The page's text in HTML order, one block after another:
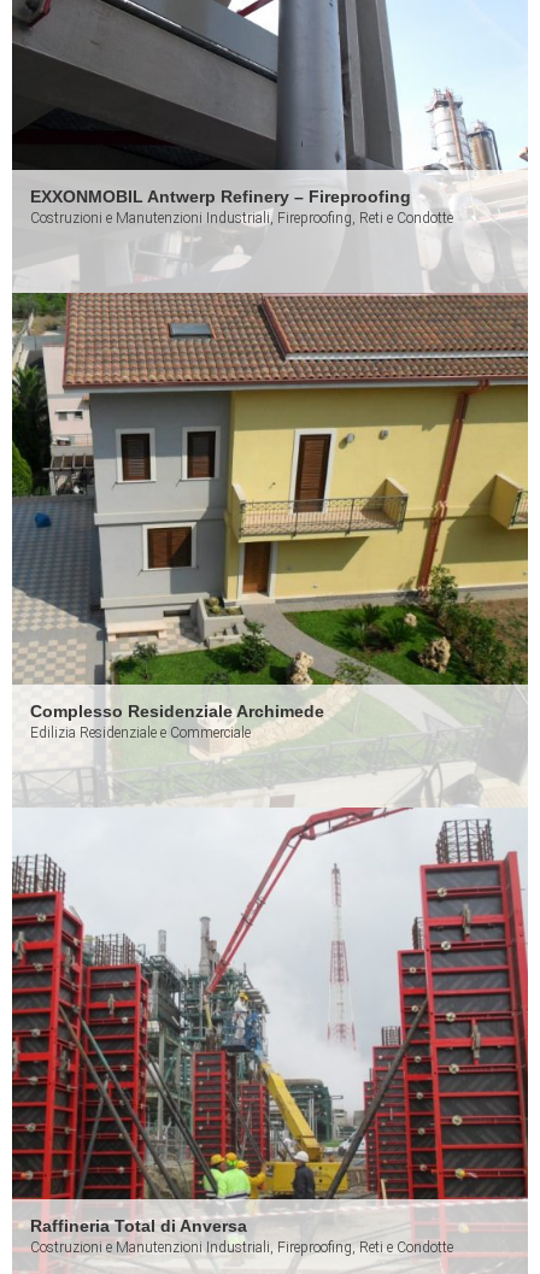
EXXONMOBIL Antwerp Refinery – Fireproofing
Costruzioni e Manutenzioni Industriali, Fireproofing, Reti e Condotte
Complesso Residenziale Archimede
Edilizia Residenziale e Commerciale
Raffineria Total di Anversa
Costruzioni e Manutenzioni Industriali, Fireproofing, Reti e Condotte